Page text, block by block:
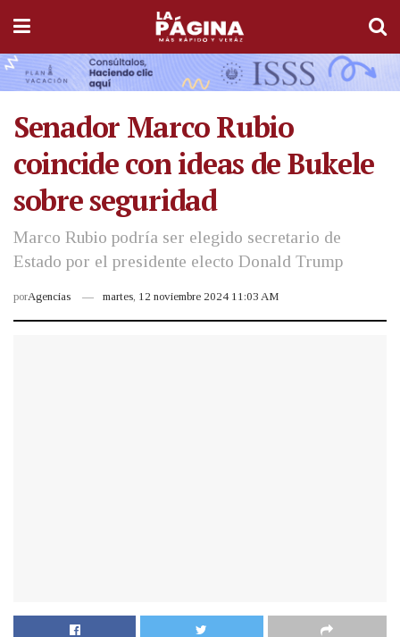
Senador Marco Rubio
coincide con ideas de Bukele
sobre seguridad
Marco Rubio podría ser elegido secretario de
Estado por el presidente electo Donald Trump
porAgencias martes, 12 noviembre 2024 11:03 AM